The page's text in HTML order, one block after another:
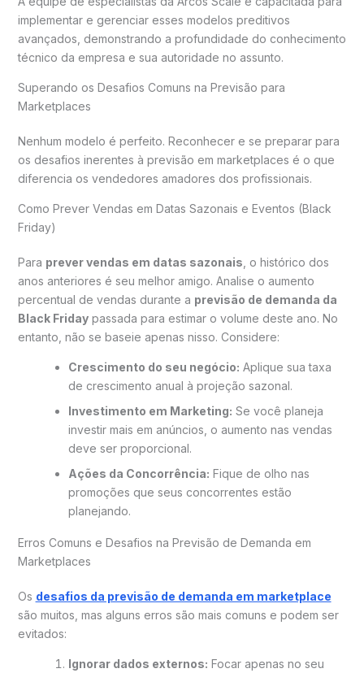
implementar e gerenciar esses modelos preditivos
avançados, demonstrando a profundidade do conhecimento
técnico da empresa e sua autoridade no assunto.
Superando os Desafios Comuns na Previsão para
Marketplaces
Nenhum modelo é perfeito. Reconhecer e se preparar para
os desafios inerentes à previsão em marketplaces é o que
diferencia os vendedores amadores dos profissionais.
Como Prever Vendas em Datas Sazonais e Eventos (Black
Friday)
Para prever vendas em datas sazonais , o histórico dos
anos anteriores é seu melhor amigo. Analise o aumento
percentual de vendas durante a previsão de demanda da
Black Fridaypassada para estimar o volume deste ano. No
entanto, não se baseie apenas nisso. Considere:
Crescimento do seu negócio: Aplique sua taxa
de crescimento anual à projeção sazonal.
Investimento em Marketing: Se você planeja
investir mais em anúncios, o aumento nas vendas
deve ser proporcional.
Ações da Concorrência: Fique de olho nas
promoções que seus concorrentes estão
planejando.
Erros Comuns e Desafios na Previsão de Demanda em
Marketplaces
Os desafios da previsão de demanda em marketplace
são muitos, mas alguns erros são mais comuns e podem ser
evitados:
Ignorar dados externos: Focar apenas no seu